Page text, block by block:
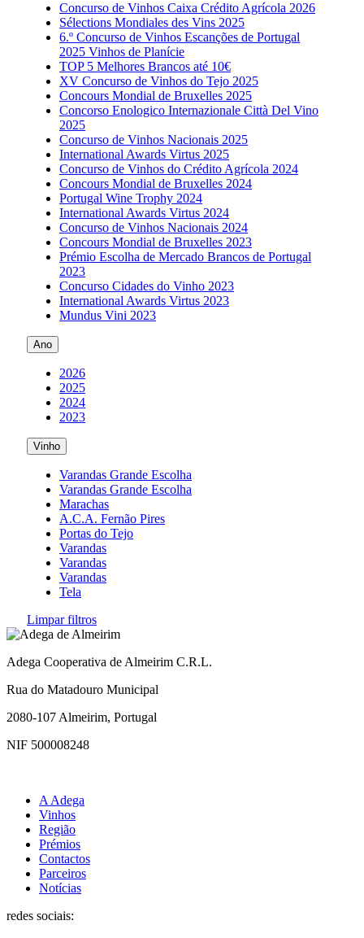
Concurso de Vinhos Caixa Crédito Agrícola 2026
Sélections Mondiales des Vins 2025
6.º Concurso de Vinhos Escanções de Portugal
2025 Vinhos de Planície
TOP 5 Melhores Brancos até 10€
XV Concurso de Vinhos do Tejo 2025
Concours Mondial de Bruxelles 2025
Concorso Enologico Internazionale Città Del Vino
2025
Concurso de Vinhos Nacionais 2025
International Awards Virtus 2025
Concurso de Vinhos do Crédito Agrícola 2024
Concours Mondial de Bruxelles 2024
Portugal Wine Trophy 2024
International Awards Virtus 2024
Concurso de Vinhos Nacionais 2024
Concours Mondial de Bruxelles 2023
Prémio Escolha de Mercado Brancos de Portugal
2023
Concurso Cidades do Vinho 2023
International Awards Virtus 2023
Mundus Vini 2023
Ano
2026
2025
2024
2023
Vinho
Varandas Grande Escolha
Varandas Grande Escolha
Marachas
A.C.A. Fernão Pires
Portas do Tejo
Varandas
Varandas
Varandas
Tela
Limpar filtros
Adega Cooperativa de Almeirim C.R.L.
Rua do Matadouro Municipal
2080-107 Almeirim, Portugal
NIF 500008248
A Adega
Vinhos
Região
Prémios
Contactos
Parceiros
Notícias
redes sociais: